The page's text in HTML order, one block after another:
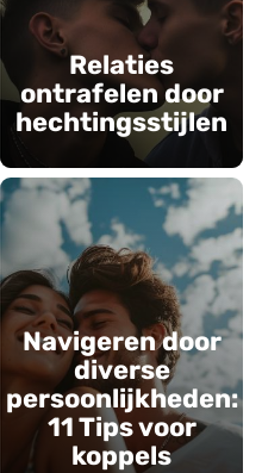
Relaties
ontrafelen door
hechtingsstijlen
Navigeren door
diverse
persoonlijkheden:
11 Tips voor
koppels